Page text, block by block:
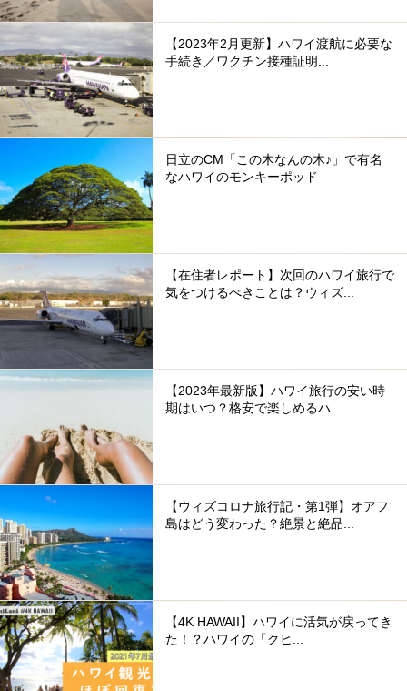
【2023年2月更新】ハワイ渡航に必要な
手続き／ワクチン接種証明...
日立のCM「この木なんの木♪」で有名
なハワイのモンキーポッド
【在住者レポート】次回のハワイ旅行で
気をつけるべきことは？ウィズ...
【2023年最新版】ハワイ旅行の安い時
期はいつ？格安で楽しめるハ...
【ウィズコロナ旅行記・第1弾】オアフ
島はどう変わった？絶景と絶品...
【4K HAWAII】ハワイに活気が戻ってき
た！？ハワイの「クヒ...